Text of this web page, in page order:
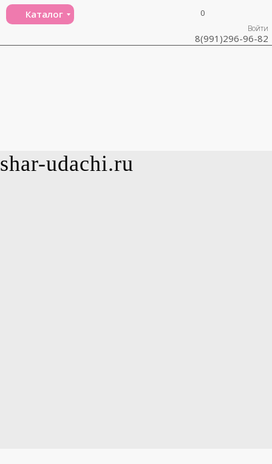
Каталог
Войти
0
8(991)296-96-82
shar-udachi.ru